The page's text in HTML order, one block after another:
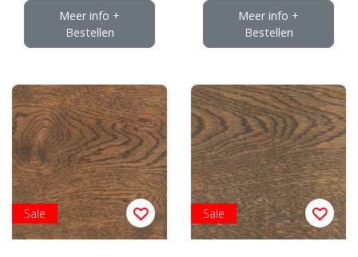
Meer info +
Bestellen
Meer info +
Bestellen
Sale Sale